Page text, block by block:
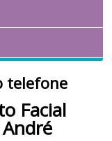
telefone
Facial